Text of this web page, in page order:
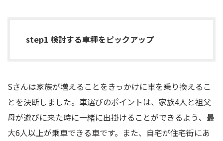
step1 検討する車種をピックアップ
Sさんは家族が増えることをきっかけに車を乗り換えるこ
とを決断しました。車選びのポイントは、家族4人と祖父
母が遊びに来た時に一緒に出掛けることができるよう、最
大6人以上が乗車できる車です。また、自宅が住宅街にあ